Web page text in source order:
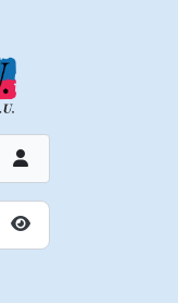
Afficher le mot de